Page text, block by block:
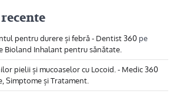
pentru durere și febră - Dentist 360 pe
Bioland Inhalant pentru sănătate.
pielii și mucoaselor cu Locoid. - Medic 360
Simptome și Tratament.